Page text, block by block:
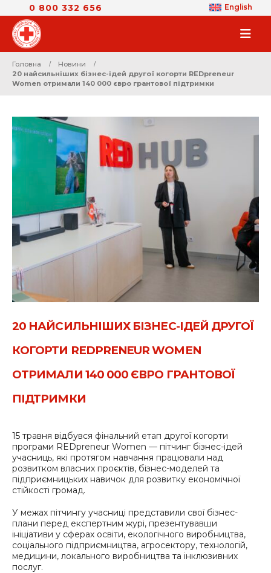
0 800 332 656 English
Головна
Новини
20 найсильніших бізнес-ідей другої когорти REDpreneur
Women отримали 140 000 євро грантової підтримки
20 НАЙСИЛЬНІШИХ БІЗНЕС-ІДЕЙ ДРУГОЇ
КОГОРТИ REDPRENEUR WOMEN
ОТРИМАЛИ 140 000 ЄВРО ГРАНТОВОЇ
ПІДТРИМКИ
15 травня відбувся фінальний етап другої когорти
програми REDpreneur Women — пітчинг бізнес-ідей
учасниць, які протягом навчання працювали над
розвитком власних проєктів, бізнес-моделей та
підприємницьких навичок для розвитку економічної
стійкості громад.
У межах пітчингу учасниці представили свої бізнес-
плани перед експертним журі, презентувавши
ініціативи у сферах освіти, екологічного виробництва,
соціального підприємництва, агросектору, технологій,
медицини, локального виробництва та інклюзивних
послуг.